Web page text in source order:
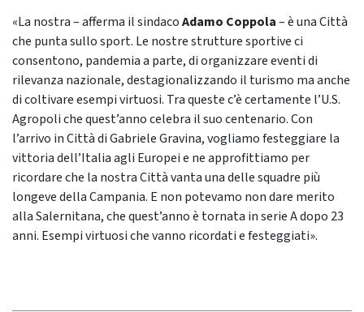
«La nostra – afferma il sindacoAdamo Coppola– è una Città
che punta sullo sport. Le nostre strutture sportive ci
consentono, pandemia a parte, di organizzare eventi di
rilevanza nazionale, destagionalizzando il turismo ma anche
di coltivare esempi virtuosi. Tra queste c’è certamente l’U.S.
Agropoli che quest’anno celebra il suo centenario. Con
l’arrivo in Città di Gabriele Gravina, vogliamo festeggiare la
vittoria dell’Italia agli Europei e ne approfittiamo per
ricordare che la nostra Città vanta una delle squadre più
longeve della Campania. E non potevamo non dare merito
alla Salernitana, che quest’anno è tornata in serie A dopo 23
anni. Esempi virtuosi che vanno ricordati e festeggiati».